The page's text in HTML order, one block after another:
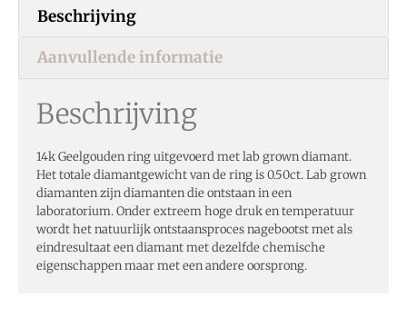
Beschrijving
Aanvullende informatie
Beschrijving
14k Geelgouden ring uitgevoerd met lab grown diamant.
Het totale diamantgewicht van de ring is 0.50ct. Lab grown
diamanten zijn diamanten die ontstaan in een
laboratorium. Onder extreem hoge druk en temperatuur
wordt het natuurlijk ontstaansproces nagebootst met als
eindresultaat een diamant met dezelfde chemische
eigenschappen maar met een andere oorsprong.